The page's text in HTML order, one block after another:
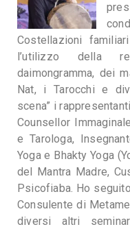
Costellazioni
l’utilizzo della
daimongramma, dei
Nat, i Tarocchi e
scena” i
Counsellor
e Tarologa,
Yoga e Bhakty Yoga
del Mantra Madre,
Psicofiaba. Ho
Consulente di
diversi altri